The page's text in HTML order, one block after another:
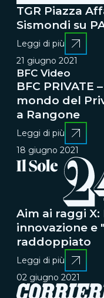
TGR Piazza
Sismondi su
Leggi di più
21 giugno 2021
BFC Video
BFC PRIVATE
mondo del
a Rangone
Leggi di più
18 giugno 2021
Aim ai raggi X:
innovazione e
raddoppiato
Leggi di più
02 giugno 2021